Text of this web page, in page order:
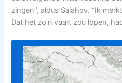
zingen”, aldus Salahov. “Ik
Dat het zo’n vaart zou lopen,